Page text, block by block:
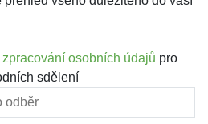
osobních údajů pro
sdělení